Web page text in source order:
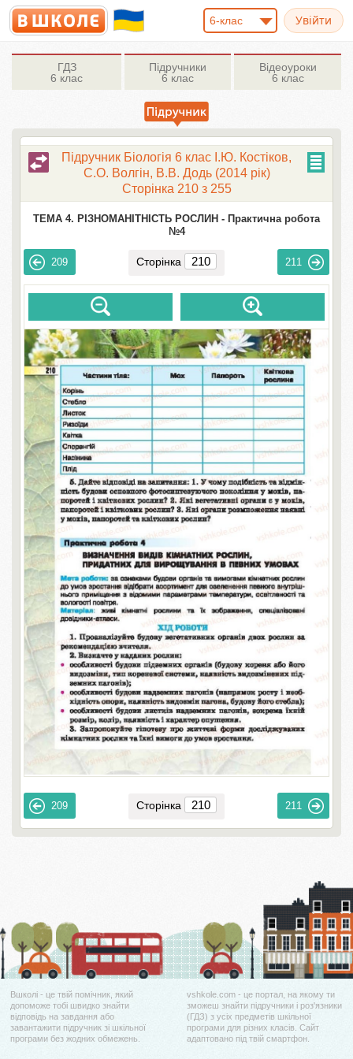
6-клас
ГДЗ
6 клас
Підручники
6 клас
Відеоуроки
6 клас
Підручник Біологія 6 клас І.Ю. Костіков,
С.О. Волгін, В.В. Додь (2014 рік)
Сторінка 210 з 255
ТЕМА 4. РІЗНОМАНІТНІСТЬ РОСЛИН - Практична робота
№4
209 Сторінка 211
209 Сторінка 211
Вшколі - це твій помічник, який
допоможе тобі швидко знайти
відповідь на завдання або
завантажити підручник зі шкільної
програми без жодних обмежень.
vshkole.com - це портал, на якому ти
зможеш знайти підручники і роз'язники
(ГДЗ) з усіх предметів шкільної
програми для різних класів. Сайт
адаптовано під твій смартфон.